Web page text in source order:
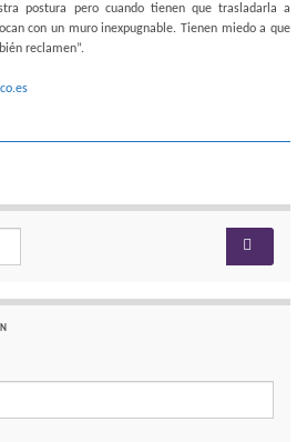
postura pero cuando tienen que trasladarla a
con un muro inexpugnable. Tienen miedo a que
reclamen”.